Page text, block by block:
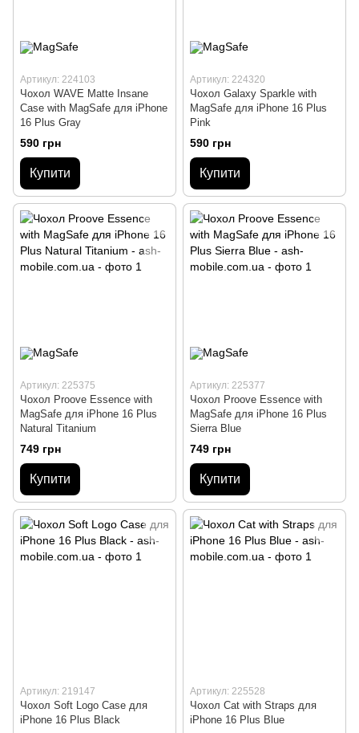
Артикул: 224103
Чохол WAVE Matte Insane
Case with MagSafe для iPhone
16 Plus Gray
590 грн
Купити
Артикул: 224320
Чохол Galaxy Sparkle with
MagSafe для iPhone 16 Plus
Pink
590 грн
Купити
Артикул: 225375
Чохол Proove Essence with
MagSafe для iPhone 16 Plus
Natural Titanium
749 грн
Купити
Артикул: 225377
Чохол Proove Essence with
MagSafe для iPhone 16 Plus
Sierra Blue
749 грн
Купити
Артикул: 219147
Чохол Soft Logo Case для
iPhone 16 Plus Black
Артикул: 225528
Чохол Cat with Straps для
iPhone 16 Plus Blue